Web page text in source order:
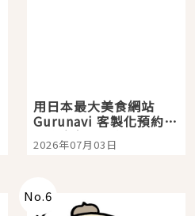
用日本最大美食網站
Gurunavi 客製化預約九
大都市餐廳，打造專屬
美食體驗！
2026年07月03日
No.6